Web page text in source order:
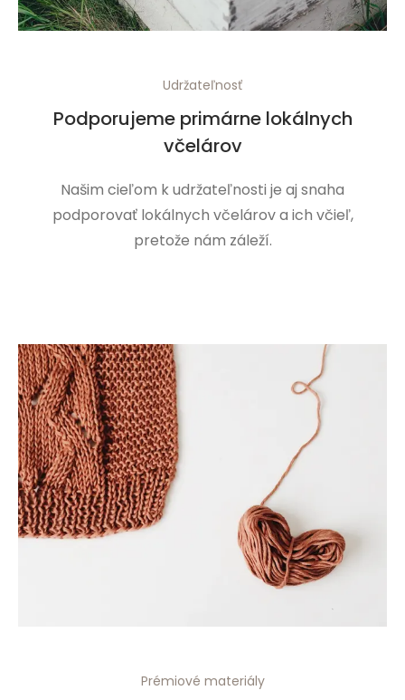
Udržateľnosť
Podporujeme primárne lokálnych
včelárov
Našim cieľom k udržateľnosti je aj snaha
podporovať lokálnych včelárov a ich včieľ,
pretože nám záleží.
Prémiové materiály